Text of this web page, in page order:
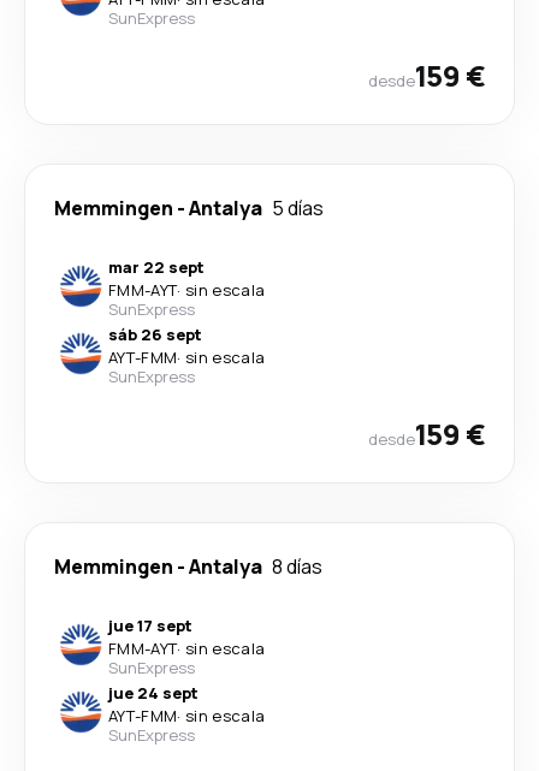
SunExpress
desde159 €
Memmingen -Antalya 5 días
mar 22 sept
FMM-AYT· sin escala
SunExpress
sáb 26 sept
AYT-FMM· sin escala
SunExpress
desde159 €
Memmingen -Antalya 8 días
jue 17 sept
FMM-AYT· sin escala
SunExpress
jue 24 sept
AYT-FMM· sin escala
SunExpress